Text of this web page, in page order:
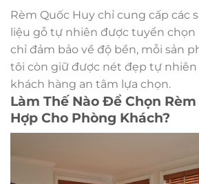
Rèm Quốc Huy chỉ cung cấp các
liệu gỗ tự nhiên được tuyển chọn
chỉ đảm bảo về độ bền, mỗi sản
tôi còn giữ được nét đẹp tự nhiên
khách hàng an tâm lựa chọn.
Làm Thế Nào Để Chọn Rèm
Hợp Cho Phòng Khách?